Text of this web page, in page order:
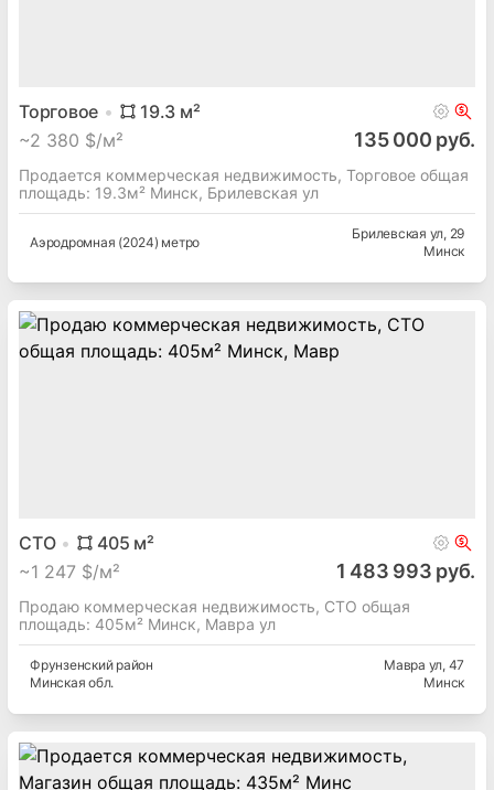
Торговое 19.3 м²
~2 380 $/м² 135 000 руб.
Продается коммерческая недвижимость, Торговое общая
площадь: 19.3м² Минск, Брилевская ул
Аэродромная (2024) метро
Брилевская ул, 29
Минск
СТО 405 м²
~1 247 $/м² 1 483 993 руб.
Продаю коммерческая недвижимость, СТО общая
площадь: 405м² Минск, Мавра ул
Фрунзенский район
Минская обл.
Мавра ул, 47
Минск